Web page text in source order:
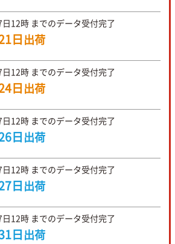
12時までのデータ受付完了
日出荷
12時までのデータ受付完了
日出荷
12時までのデータ受付完了
日出荷
12時までのデータ受付完了
日出荷
12時までのデータ受付完了
日出荷